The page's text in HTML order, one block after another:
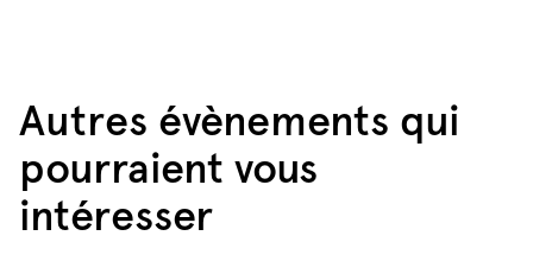
Autres évènements qui
pourraient vous
intéresser